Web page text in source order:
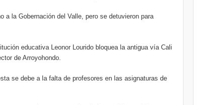
a la Gobernación del Valle, pero se detuvieron para
educativa Leonor Lourido bloquea la antigua vía Cali
de Arroyohondo.
se debe a la falta de profesores en las asignaturas de